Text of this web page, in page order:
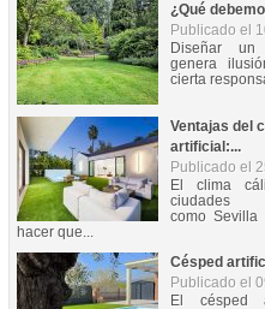
¿Qué
Publicado el
Diseñar un
genera
cierta
Ventajas del
artificial:...
Publicado el
El clima
ciudades
como Sevilla
hacer que...
Césped
Publicado el
El césped